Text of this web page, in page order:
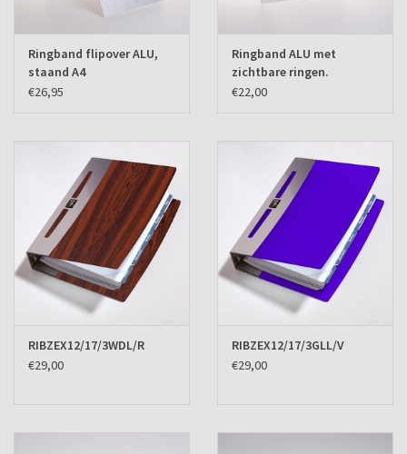
Ringband flipover ALU,
staand A4
€26,95
Ringband ALU met
zichtbare ringen.
€22,00
RIBZEX12/17/3WDL/R
€29,00
RIBZEX12/17/3GLL/V
€29,00